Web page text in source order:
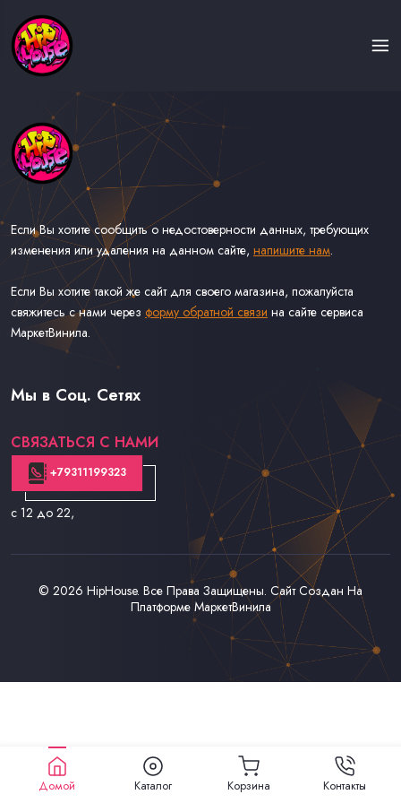
Если Вы хотите сообщить о недостоверности данных, требующих
изменения или удаления на данном сайте, напишите нам.
Если Вы хотите такой же сайт для своего магазина, пожалуйста
свяжитесь с нами через форму обратной связи на сайте сервиса
МаркетВинила.
Каталог Музыки на Виниле В Наличии
Доставка и Оплата
Мы в Соц. Сетях
СВЯЗАТЬСЯ С НАМИ
+79311199323
с 12 до 22,
© 2026 HipHouse. Все Права Защищены. Сайт Создан На
Платформе МаркетВинила
Домой Каталог Корзина Контакты